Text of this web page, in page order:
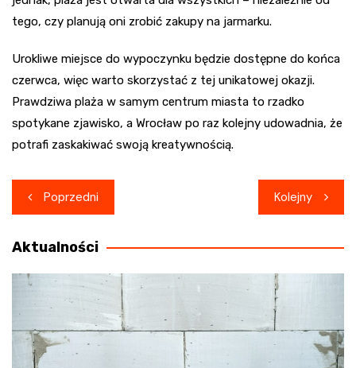
tego, czy planują oni zrobić zakupy na jarmarku.
Urokliwe miejsce do wypoczynku będzie dostępne do końca
czerwca, więc warto skorzystać z tej unikatowej okazji.
Prawdziwa plaża w samym centrum miasta to rzadko
spotykane zjawisko, a Wrocław po raz kolejny udowadnia, że
potrafi zaskakiwać swoją kreatywnością.
Nawigacja
wpisu
Poprzedni Kolejny
Aktualności